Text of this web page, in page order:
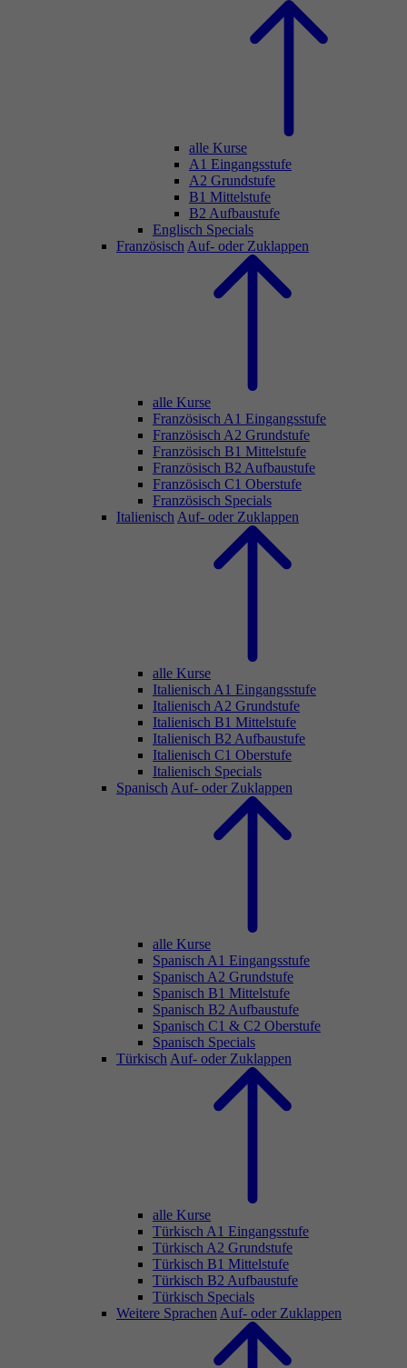
alle Kurse
A1 Eingangsstufe
A2 Grundstufe
B1 Mittelstufe
B2 Aufbaustufe
Englisch Specials
Französisch Auf- oder Zuklappen
alle Kurse
Französisch A1 Eingangsstufe
Französisch A2 Grundstufe
Französisch B1 Mittelstufe
Französisch B2 Aufbaustufe
Französisch C1 Oberstufe
Französisch Specials
Italienisch Auf- oder Zuklappen
alle Kurse
Italienisch A1 Eingangsstufe
Italienisch A2 Grundstufe
Italienisch B1 Mittelstufe
Italienisch B2 Aufbaustufe
Italienisch C1 Oberstufe
Italienisch Specials
Spanisch Auf- oder Zuklappen
alle Kurse
Spanisch A1 Eingangsstufe
Spanisch A2 Grundstufe
Spanisch B1 Mittelstufe
Spanisch B2 Aufbaustufe
Spanisch C1 & C2 Oberstufe
Spanisch Specials
Türkisch Auf- oder Zuklappen
alle Kurse
Türkisch A1 Eingangsstufe
Türkisch A2 Grundstufe
Türkisch B1 Mittelstufe
Türkisch B2 Aufbaustufe
Türkisch Specials
Weitere Sprachen Auf- oder Zuklappen